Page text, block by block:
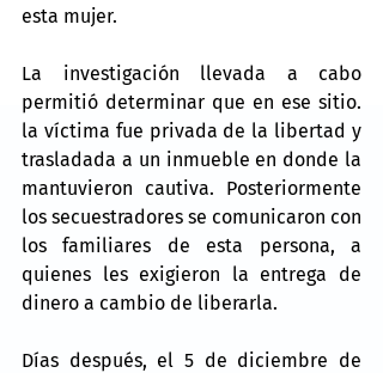
esta mujer.
La investigación llevada a cabo
permitió determinar que en ese sitio.
la víctima fue privada de la libertad y
trasladada a un inmueble en donde la
mantuvieron cautiva. Posteriormente
los secuestradores se comunicaron con
los familiares de esta persona, a
quienes les exigieron la entrega de
dinero a cambio de liberarla.
Días después, el 5 de diciembre de